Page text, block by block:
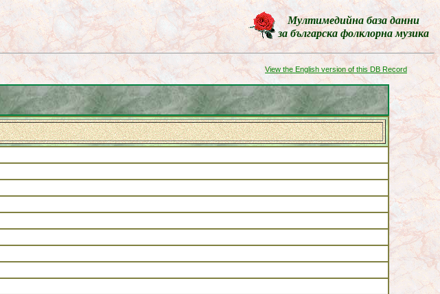
Мултимедийна база данни
за българска фолклорна музика
View the English version of this DB Record